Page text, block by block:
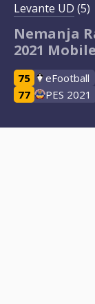
Levante UD (5)
Nemanja
2021 Mobile
75 eFootball
77
PES 2021